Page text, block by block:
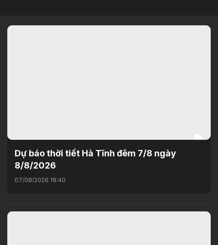
Dự báo thời tiết Hà Tĩnh đêm 7/8 ngày
8/8/2026
07/08/2026 18:40